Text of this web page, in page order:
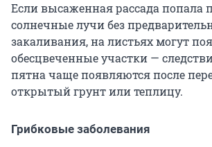
Если высаженная рассада попала
солнечные лучи без
закаливания, на листьях могут
обесцвеченные участки —
пятна чаще появляются после
открытый грунт или теплицу.
Грибковые заболевания